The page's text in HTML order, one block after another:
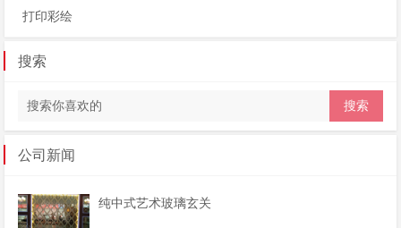
打印彩绘
搜索
公司新闻
纯中式艺术玻璃玄关